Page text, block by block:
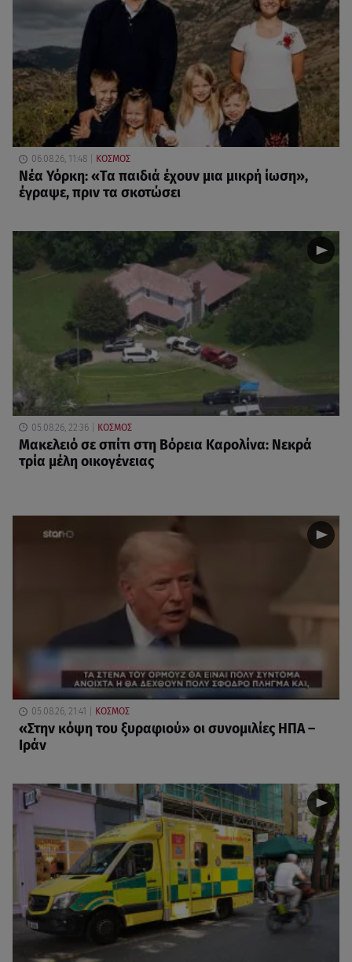
06.08.26, 11:48 ΚΟΣΜΟΣ
Νέα Υόρκη: «Τα παιδιά έχουν μια μικρή ίωση»,
έγραψε, πριν τα σκοτώσει
05.08.26, 22:36 ΚΟΣΜΟΣ
Μακελειό σε σπίτι στη Βόρεια Καρολίνα: Νεκρά
τρία μέλη οικογένειας
05.08.26, 21:41 ΚΟΣΜΟΣ
«Στην κόψη του ξυραφιού» οι συνομιλίες ΗΠΑ –
Ιράν